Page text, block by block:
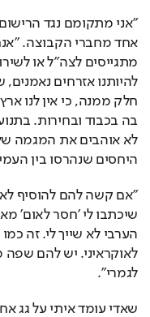
היחסים שנהרסו בין
לגמרי".